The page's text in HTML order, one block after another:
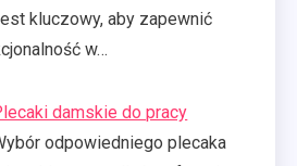
kluczowy, aby zapewnić
w…
damskie do pracy
odpowiedniego plecaka